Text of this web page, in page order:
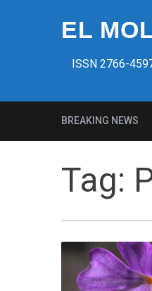
EL
ISSN 2766-
BREAKING NEWS
Milicias fascistas en
Tag: